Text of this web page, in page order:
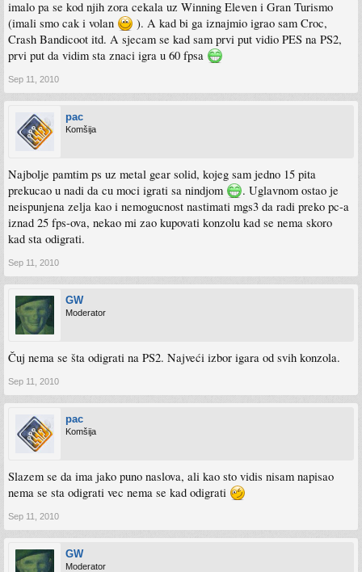
imalo pa se kod njih zora cekala uz Winning Eleven i Gran Turismo
(imali smo cak i volan
). A kad bi ga iznajmio igrao sam Croc,
Crash Bandicoot itd. A sjecam se kad sam prvi put vidio PES na PS2,
prvi put da vidim sta znaci igra u 60 fpsa
Sep 11, 2010
pac
Komšija
Najbolje pamtim ps uz metal gear solid, kojeg sam jedno 15 pita
prekucao u nadi da cu moci igrati sa nindjom
. Uglavnom ostao je
neispunjena zelja kao i nemogucnost nastimati mgs3 da radi preko pc-a
iznad 25 fps-ova, nekao mi zao kupovati konzolu kad se nema skoro
kad sta odigrati.
Sep 11, 2010
GW
Moderator
Čuj nema se šta odigrati na PS2. Najveći izbor igara od svih konzola.
Sep 11, 2010
pac
Komšija
Slazem se da ima jako puno naslova, ali kao sto vidis nisam napisao
nema se sta odigrati vec nema se kad odigrati
Sep 11, 2010
GW
Moderator